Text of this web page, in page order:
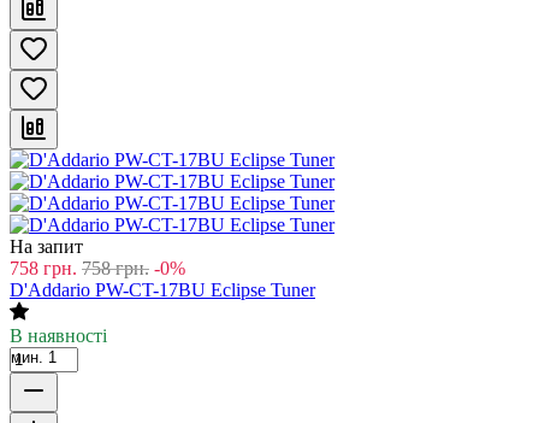
На запит
758 грн. 758 грн. -0%
D'Addario PW-CT-17BU Eclipse Tuner
В наявності
мин. 1